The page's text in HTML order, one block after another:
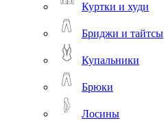
Куртки и худи
Бриджи и тайтсы
Купальники
Брюки
Лосины